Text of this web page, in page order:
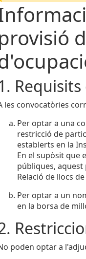
les convocatòries
Per optar a una
restricció de
establerts en la
En el supòsit que
públiques,
Relació de llocs
Per optar a un
en la borsa de
poden optar a